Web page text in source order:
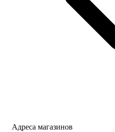
Адреса магазинов